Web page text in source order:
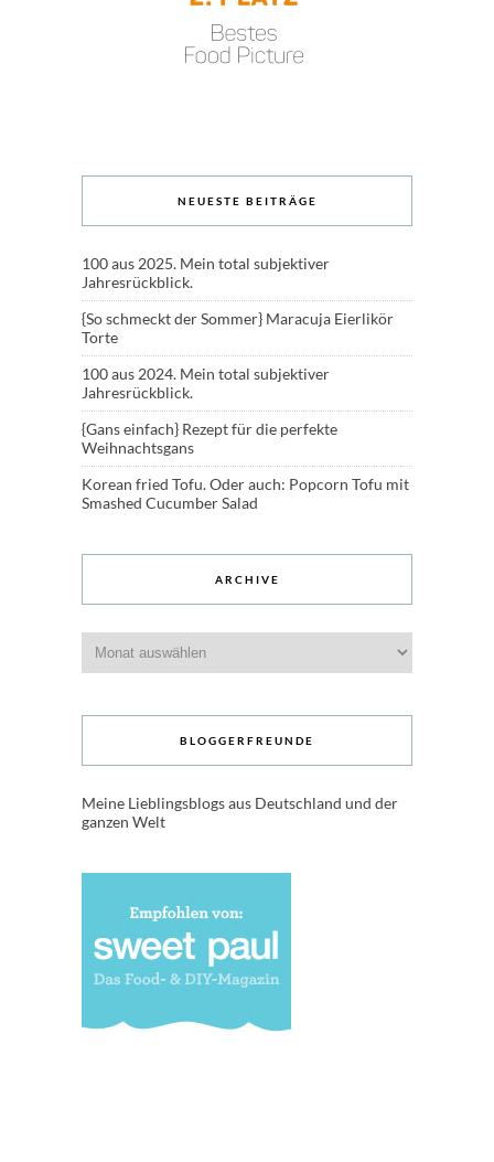
NEUESTE BEITRÄGE
100 aus 2025. Mein total subjektiver
Jahresrückblick.
{So schmeckt der Sommer} Maracuja Eierlikör
Torte
100 aus 2024. Mein total subjektiver
Jahresrückblick.
{Gans einfach} Rezept für die perfekte
Weihnachtsgans
Korean fried Tofu. Oder auch: Popcorn Tofu mit
Smashed Cucumber Salad
ARCHIVE
BLOGGERFREUNDE
Meine Lieblingsblogs aus Deutschland und der
ganzen Welt